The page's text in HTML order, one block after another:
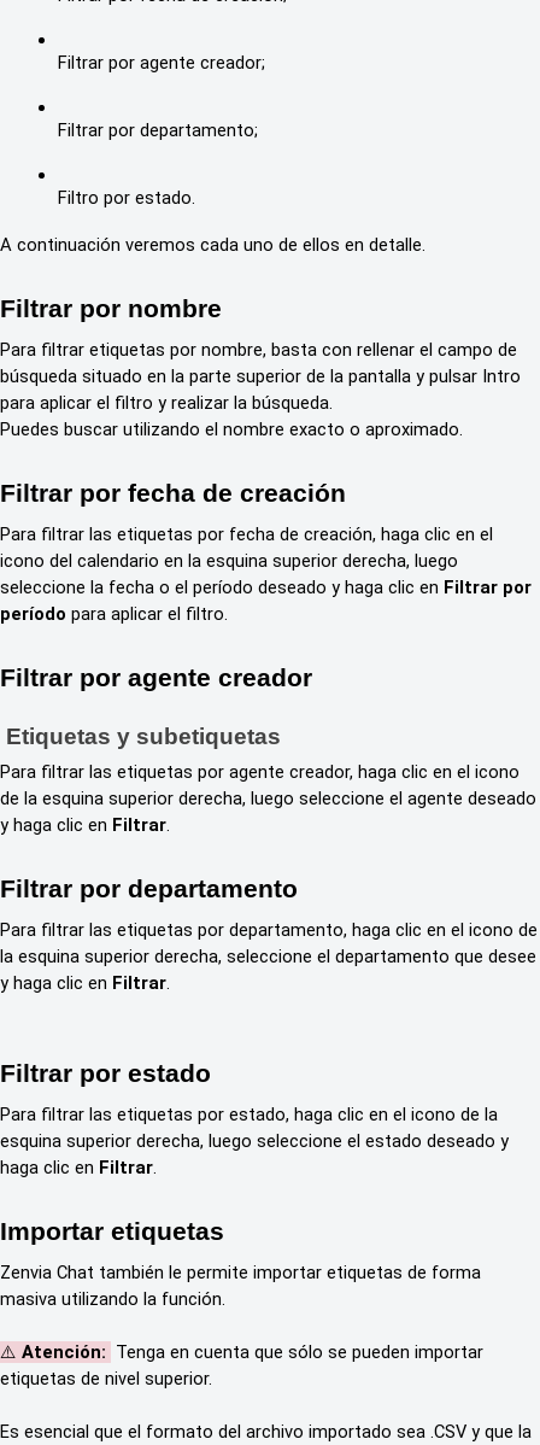
Filtrar por agente creador;
Filtrar por departamento;
Filtro por estado.
A continuación veremos cada uno de ellos en detalle.
Filtrar por nombre
Para filtrar etiquetas por nombre, basta con rellenar el campo de
búsqueda situado en la parte superior de la pantalla y pulsar Intro
para aplicar el filtro y realizar la búsqueda.
Puedes buscar utilizando el nombre exacto o aproximado.
Filtrar por fecha de creación
Para filtrar las etiquetas por fecha de creación, haga clic en el
icono del calendario en la esquina superior derecha, luego
seleccione la fecha o el período deseado y haga clic en Filtrar por
período para aplicar el filtro.
Filtrar por agente creador
Etiquetas y subetiquetas
Para filtrar las etiquetas por agente creador, haga clic en el icono
de la esquina superior derecha, luego seleccione el agente deseado
y haga clic en Filtrar.
Filtrar por departamento
Para filtrar las etiquetas por departamento, haga clic en el icono de
la esquina superior derecha, seleccione el departamento que desee
y haga clic en Filtrar.
Filtrar por estado
Para filtrar las etiquetas por estado, haga clic en el icono de la
esquina superior derecha, luego seleccione el estado deseado y
haga clic en Filtrar.
Importar etiquetas
Zenvia Chat también le permite importar etiquetas de forma
masiva utilizando la función.
⚠️ Atención: Tenga en cuenta que sólo se pueden importar
etiquetas de nivel superior.
Es esencial que el formato del archivo importado sea .CSV y que la